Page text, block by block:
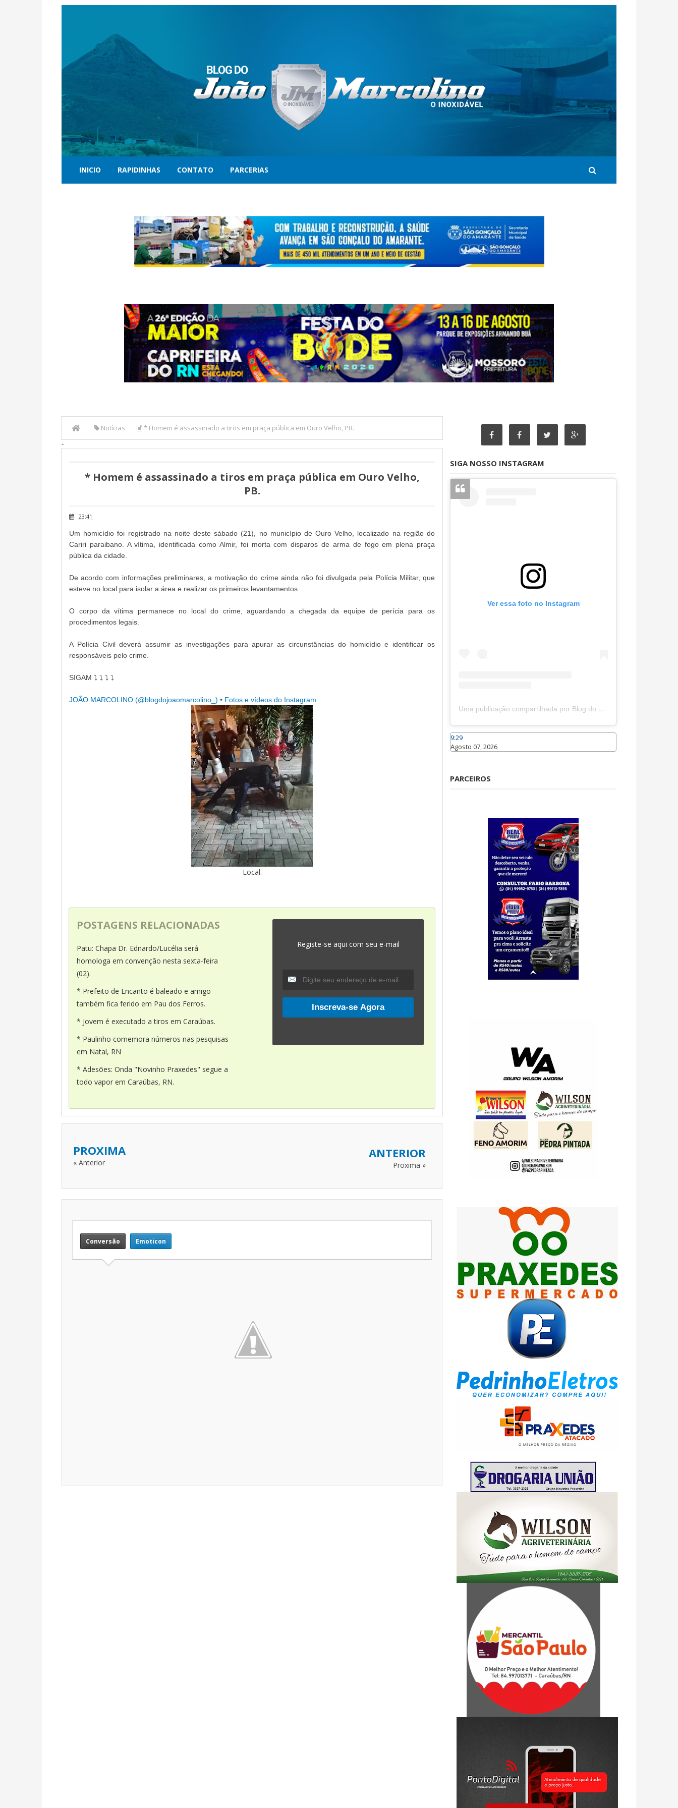
INICIO RAPIDINHAS CONTATO PARCERIAS
Notícias
* Homem é assassinado a tiros em praça pública em Ouro Velho, PB.
-
* Homem é assassinado a tiros em praça pública em Ouro Velho,
PB.
23:41
Um homicídio foi registrado na noite deste sábado (21), no município de Ouro Velho, localizado na região do
Cariri paraibano. A vítima, identificada como Almir, foi morta com disparos de arma de fogo em plena praça
pública da cidade.
De acordo com informações preliminares, a motivação do crime ainda não foi divulgada pela Polícia Militar, que
esteve no local para isolar a área e realizar os primeiros levantamentos.
O corpo da vítima permanece no local do crime, aguardando a chegada da equipe de perícia para os
procedimentos legais.
A Polícia Civil deverá assumir as investigações para apurar as circunstâncias do homicídio e identificar os
responsáveis pelo crime.
SIGAM ⤵️ ⤵️ ⤵️ ⤵️
JOÃO MARCOLINO (@blogdojoaomarcolino_) • Fotos e vídeos do Instagram
Local.
POSTAGENS RELACIONADAS
Patu: Chapa Dr. Ednardo/Lucélia será
homologa em convenção nesta sexta-feira
(02).
* Prefeito de Encanto é baleado e amigo
também fica ferido em Pau dos Ferros.
* Jovem é executado a tiros em Caraúbas.
* Paulinho comemora números nas pesquisas
em Natal, RN
* Adesões: Onda "Novinho Praxedes" segue a
todo vapor em Caraúbas, RN.
Registe-se aqui com seu e-mail
PROXIMA
« Anterior
ANTERIOR
Proxima »
Conversão Emoticon
SIGA NOSSO INSTAGRAM
Ver essa foto no Instagram
Uma publicação compartilhada por Blog do João Marcolino (@joaomarcolinoneto)
9:29
Agosto 07, 2026
PARCEIROS